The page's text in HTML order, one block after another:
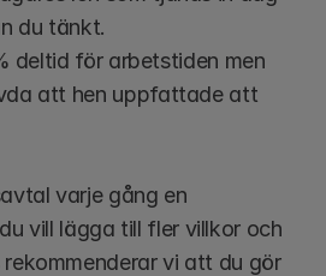
du tänkt.
deltid för arbetstiden men
att hen uppfattade att
varje gång en
vill lägga till fler villkor och
vi att du gör